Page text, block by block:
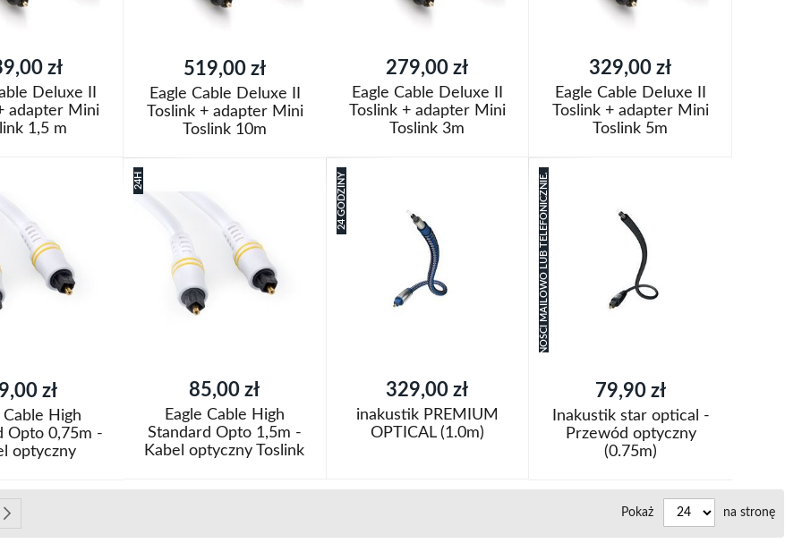
zł
Deluxe II
adapter Mini
1,5 m
519,00 zł
Eagle Cable Deluxe II
Toslink + adapter Mini
Toslink 10m
Dodaj do koszyka
listy
życzeń
279,00 zł
Eagle Cable Deluxe II
Toslink + adapter Mini
Toslink 3m
Porównaj
329,00 zł
Eagle Cable Deluxe II
Toslink + adapter Mini
Toslink 5m
zł
Cable High
Opto 0,75m -
optyczny
24H
85,00 zł
Eagle Cable High
Standard Opto 1,5m -
Kabel optyczny Toslink
24 GODZINY
329,00 zł
inakustik PREMIUM
OPTICAL (1.0m)
ZAPYTAJ O PLANOWANY TERMIN DOSTĘPNOŚCI MAILOWO LUB TELEFONICZNIE. 79,90 zł
Inakustik star optical -
Przewód optyczny
(0.75m)
stronę Pokaż na stronę